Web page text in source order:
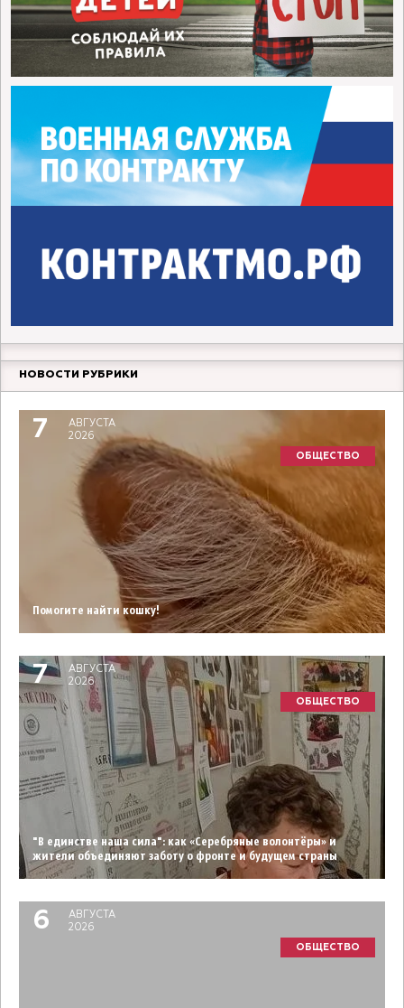
НОВОСТИ РУБРИКИ
7
АВГУСТА
2026
ОБЩЕСТВО
Помогите найти кошку!
7
АВГУСТА
2026
ОБЩЕСТВО
"В единстве наша сила": как «Серебряные волонтёры» и
жители объединяют заботу о фронте и будущем страны
6
АВГУСТА
2026
ОБЩЕСТВО